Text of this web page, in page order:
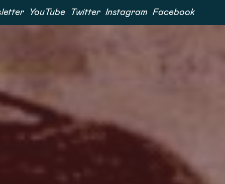
YouTube Twitter Instagram Facebook